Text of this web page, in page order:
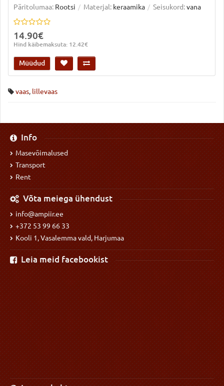
Päritolumaa: Rootsi Materjal: keraamika Seisukord:vana
14.90€
Hind käibemaksuta: 12.42€
Müüdud
vaas, lillevaas
Info
Masevõimalused
Transport
Rent
Võta meiega ühendust
info@ampiir.ee
+372 53 99 66 33
Kooli 1, Vasalemma vald, Harjumaa
Leia meid facebookist